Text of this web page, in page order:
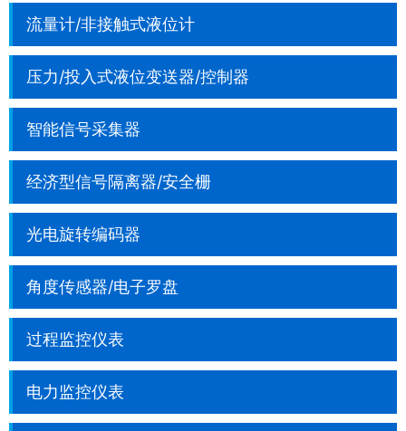
流量计/非接触式液位计
压力/投入式液位变送器/控制器
智能信号采集器
经济型信号隔离器/安全栅
光电旋转编码器
角度传感器/电子罗盘
过程监控仪表
电力监控仪表